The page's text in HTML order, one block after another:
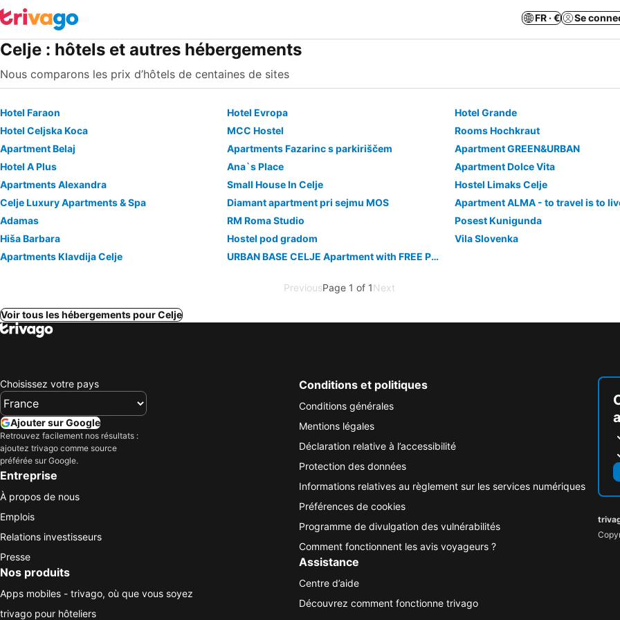
FR · € Se
Celje : hôtels et autres hébergements
Nous comparons les prix d’hôtels de centaines de sites
Hotel Faraon Hotel Evropa
Hotel Grande
Hotel Celjska Koca
MCC Hostel
Rooms Hochkraut
Apartment Belaj
Apartments Fazarinc s parkiriščem
Apartment GREEN&URBAN
Hotel A Plus
Ana`s Place
Apartment Dolce Vita
Apartments Alexandra
Small House In Celje
Hostel Limaks Celje
Celje Luxury Apartments & Spa
Diamant apartment pri sejmu MOS
Apartment ALMA - to travel is to
Adamas
RM Roma Studio
Posest Kunigunda
Hiša Barbara
Hostel pod gradom
Vila Slovenka
Apartments Klavdija Celje
URBAN BASE CELJE Apartment with FREE Parking & Terrace
PreviousPage 1 of 1Next
Voir tous les hébergements pour Celje
Choisissez votre pays
Ajouter sur Google
Retrouvez facilement nos résultats :
ajoutez trivago comme source
préférée sur Google.
Entreprise
À propos de nous
Emplois
Relations investisseurs
Presse
Nos produits
Apps mobiles - trivago, où que vous soyez
trivago pour hôteliers
Conditions et politiques
Conditions générales
Mentions légales
Déclaration relative à l’accessibilité
Protection des données
Informations relatives au règlement sur les services numériques
Préférences de cookies
Programme de divulgation des vulnérabilités
Comment fonctionnent les avis voyageurs ?
Assistance
Centre d’aide
Découvrez comment fonctionne trivago